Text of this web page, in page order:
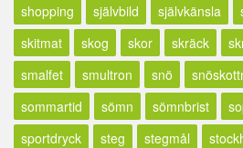
shopping
självbild självkänsla
skitmat
skog skor skräck
smalfet
smultron snö
sommartid
sömn sömnbrist
sportdryck
steg stegmål